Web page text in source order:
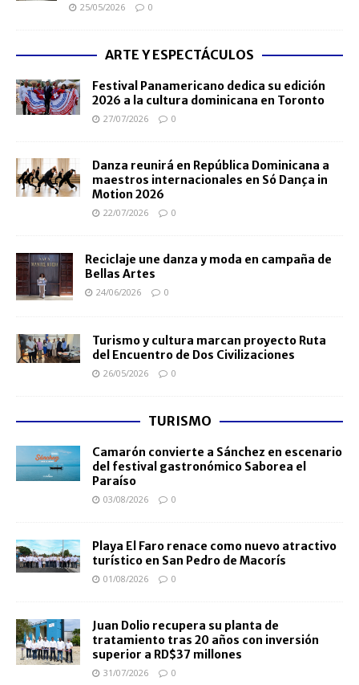
25/05/2026 0
ARTE Y ESPECTÁCULOS
Festival Panamericano dedica su edición
2026 a la cultura dominicana en Toronto
27/07/2026 0
Danza reunirá en República Dominicana a
maestros internacionales en Só Dança in
Motion 2026
22/07/2026 0
Reciclaje une danza y moda en campaña de
Bellas Artes
24/06/2026 0
Turismo y cultura marcan proyecto Ruta
del Encuentro de Dos Civilizaciones
26/05/2026 0
TURISMO
Camarón convierte a Sánchez en escenario
del festival gastronómico Saborea el
Paraíso
03/08/2026 0
Playa El Faro renace como nuevo atractivo
turístico en San Pedro de Macorís
01/08/2026 0
Juan Dolio recupera su planta de
tratamiento tras 20 años con inversión
superior a RD$37 millones
31/07/2026 0